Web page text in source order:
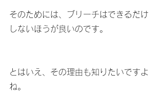
そのためには、ブリーチはできるだけ
しないほうが良いのです。
とはいえ、その理由も知りたいですよ
ね。